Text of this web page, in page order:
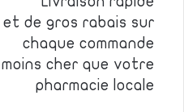
et de gros rabais sur
chaque commande
moins cher que votre
pharmacie locale